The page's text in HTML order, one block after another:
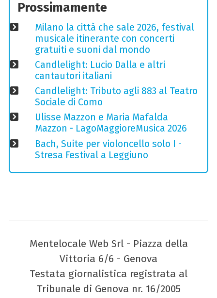
Prossimamente
Milano la città che sale 2026, festival
musicale itinerante con concerti
gratuiti e suoni dal mondo
Candlelight: Lucio Dalla e altri
cantautori italiani
Candlelight: Tributo agli 883 al Teatro
Sociale di Como
Ulisse Mazzon e Maria Mafalda
Mazzon - LagoMaggioreMusica 2026
Bach, Suite per violoncello solo I -
Stresa Festival a Leggiuno
Mentelocale Web Srl - Piazza della
Vittoria 6/6 - Genova
Testata giornalistica registrata al
Tribunale di Genova nr. 16/2005